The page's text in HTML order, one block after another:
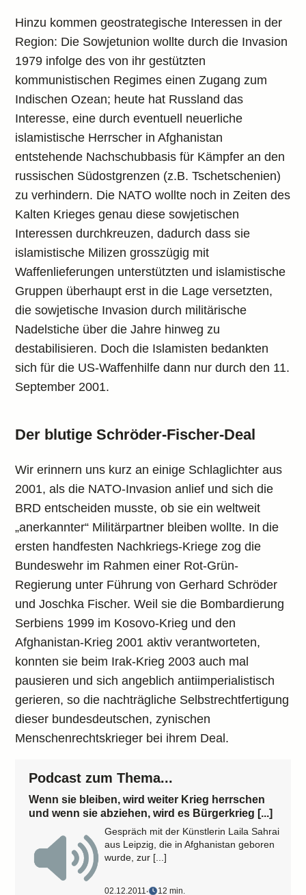
Hinzu kommen geostrategische Interessen in der
Region: Die Sowjetunion wollte durch die Invasion
1979 infolge des von ihr gestützten
kommunistischen Regimes einen Zugang zum
Indischen Ozean; heute hat Russland das
Interesse, eine durch eventuell neuerliche
islamistische Herrscher in Afghanistan
entstehende Nachschubbasis für Kämpfer an den
russischen Südostgrenzen (z.B. Tschetschenien)
zu verhindern. Die NATO wollte noch in Zeiten des
Kalten Krieges genau diese sowjetischen
Interessen durchkreuzen, dadurch dass sie
islamistische Milizen grosszügig mit
Waffenlieferungen unterstützten und islamistische
Gruppen überhaupt erst in die Lage versetzten,
die sowjetische Invasion durch militärische
Nadelstiche über die Jahre hinweg zu
destabilisieren. Doch die Islamisten bedankten
sich für die US-Waffenhilfe dann nur durch den 11.
September 2001.
Der blutige Schröder-Fischer-Deal
Wir erinnern uns kurz an einige Schlaglichter aus
2001, als die NATO-Invasion anlief und sich die
BRD entscheiden musste, ob sie ein weltweit
„anerkannter“ Militärpartner bleiben wollte. In die
ersten handfesten Nachkriegs-Kriege zog die
Bundeswehr im Rahmen einer Rot-Grün-
Regierung unter Führung von Gerhard Schröder
und Joschka Fischer. Weil sie die Bombardierung
Serbiens 1999 im Kosovo-Krieg und den
Afghanistan-Krieg 2001 aktiv verantworteten,
konnten sie beim Irak-Krieg 2003 auch mal
pausieren und sich angeblich antiimperialistisch
gerieren, so die nachträgliche Selbstrechtfertigung
dieser bundesdeutschen, zynischen
Menschenrechtskrieger bei ihrem Deal.
Podcast zum Thema...
Wenn sie bleiben, wird weiter Krieg herrschen
und wenn sie abziehen, wird es Bürgerkrieg [...]
Gespräch mit der Künstlerin Laila Sahrai
aus Leipzig, die in Afghanistan geboren
wurde, zur [...]
02.12.2011‧ 12 min.